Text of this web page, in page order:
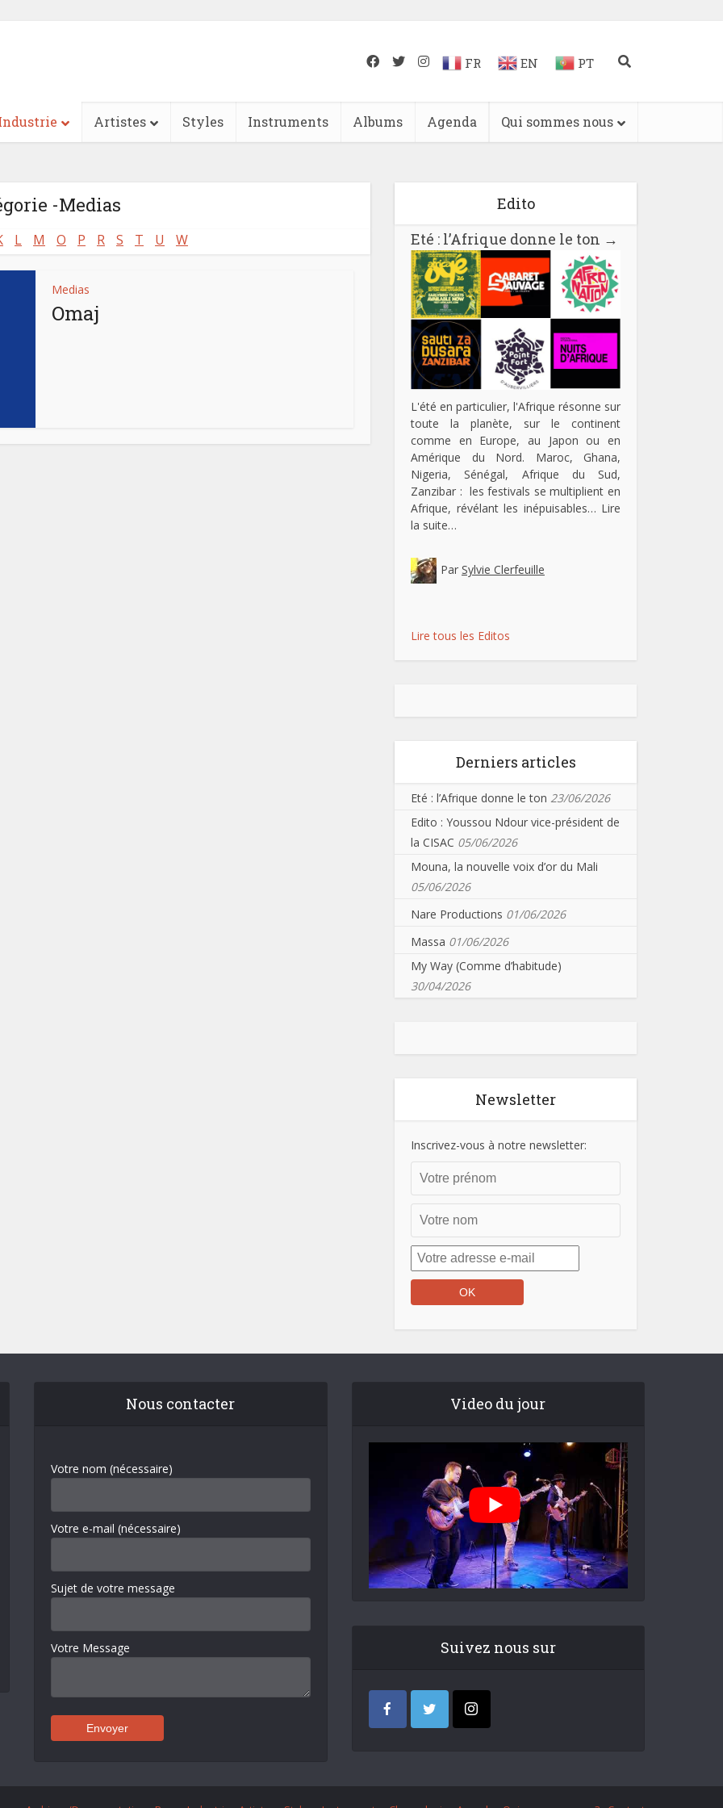
FR EN PT
Artistes Styles Instruments Albums Agenda Qui sommes nous
-Medias
L M O P R S T U W
Medias
Omaj
Edito
Eté : l’Afrique donne le ton →
L'été en particulier, l'Afrique résonne sur
toute la planète, sur le continent
comme en Europe, au Japon ou en
Amérique du Nord. Maroc, Ghana,
Nigeria, Sénégal, Afrique du Sud,
Zanzibar : les festivals se multiplient en
Afrique, révélant les inépuisables… Lire
la suite…
Par Sylvie Clerfeuille
Lire tous les Editos
Derniers articles
Eté : l’Afrique donne le ton 23/06/2026
Edito : Youssou Ndour vice-président de
la CISAC 05/06/2026
Mouna, la nouvelle voix d’or du Mali
05/06/2026
Nare Productions 01/06/2026
Massa 01/06/2026
My Way (Comme d’habitude)
30/04/2026
Newsletter
Inscrivez-vous à notre newsletter:
Nous contacter
Votre nom (nécessaire)
Votre e-mail (nécessaire)
Sujet de votre message
Votre Message
Video du jour
Suivez nous sur